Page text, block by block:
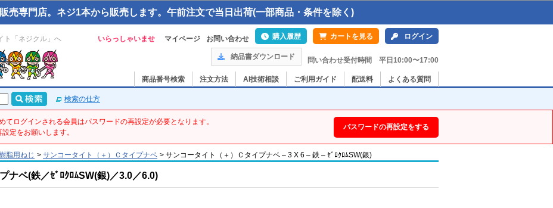
売専門店。ネジ1本から販売します。午前注文で当日出荷(一部商品・条件を除く)
ト「ネジクル」へ いらっしゃいませ マイページ お問い合わせ 購入履歴 カートを見る ログイン
納品書ダウンロード 問い合わせ受付時間 平日10:00〜17:00
商品番号検索 注文方法 AI技術相談 ご利用ガイド 配送料 よくある質問
検索の仕方
ログインされる会員はパスワードの再設定が必要となります。
定をお願いします。
パスワードの再設定をする
脂用ねじ > サンコータイト（＋）Ｃタイプナベ > サンコータイト（＋）Ｃタイプナベ – 3 X 6 – 鉄 – ｾﾞﾛｸﾛﾑSW(銀)
ナベ(鉄／ｾﾞﾛｸﾛﾑSW(銀)／3.0／6.0)